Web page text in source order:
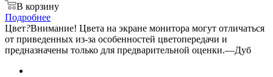
В корзину
Подробнее
Цвет?Внимание! Цвета на экране монитора могут отличаться
от приведенных из-за особенностей цветопередачи и
предназначены только для предварительной оценки.—Дуб